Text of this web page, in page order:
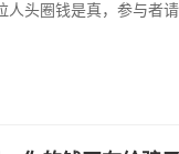
头圈钱是真，参与者